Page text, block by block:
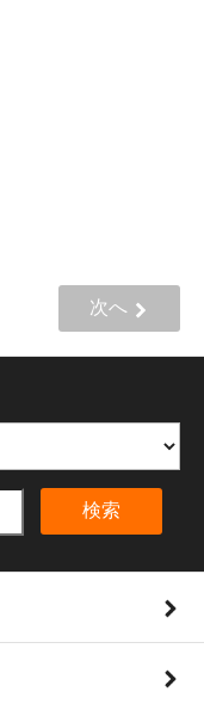
次へ
検索